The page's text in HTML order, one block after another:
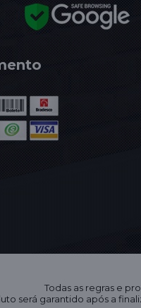
Todas as regras e
será garantido após a